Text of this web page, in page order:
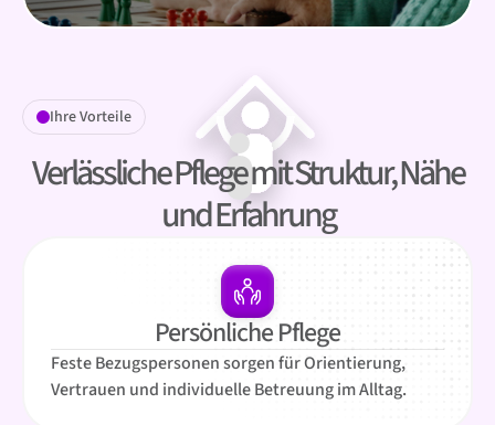
Ihre Vorteile
Verlässliche Pflege mit Struktur, Nähe
und Erfahrung
Persönliche Pflege
Feste Bezugspersonen sorgen für Orientierung,
Vertrauen und individuelle Betreuung im Alltag.